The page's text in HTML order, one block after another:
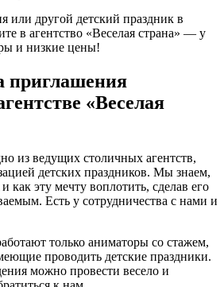
или другой детский праздник в
в агентство «Веселая страна» — у
и низкие цены!
приглашения
«Веселая
из ведущих столичных агентств,
детских праздников. Мы знаем,
как эту мечту воплотить, сделав его
Есть у сотрудничества с нами и
только аниматоры со стажем,
проводить детские праздники.
можно провести весело и